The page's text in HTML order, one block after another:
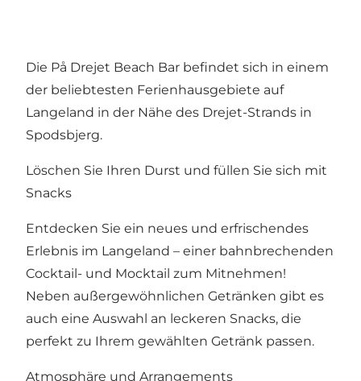
Die På Drejet Beach Bar befindet sich in einem
der beliebtesten Ferienhausgebiete auf
Langeland in der Nähe des Drejet-Strands in
Spodsbjerg.
Löschen Sie Ihren Durst und füllen Sie sich mit
Snacks
Entdecken Sie ein neues und erfrischendes
Erlebnis im Langeland – einer bahnbrechenden
Cocktail- und Mocktail zum Mitnehmen!
Neben außergewöhnlichen Getränken gibt es
auch eine Auswahl an leckeren Snacks, die
perfekt zu Ihrem gewählten Getränk passen.
Atmosphäre und Arrangements